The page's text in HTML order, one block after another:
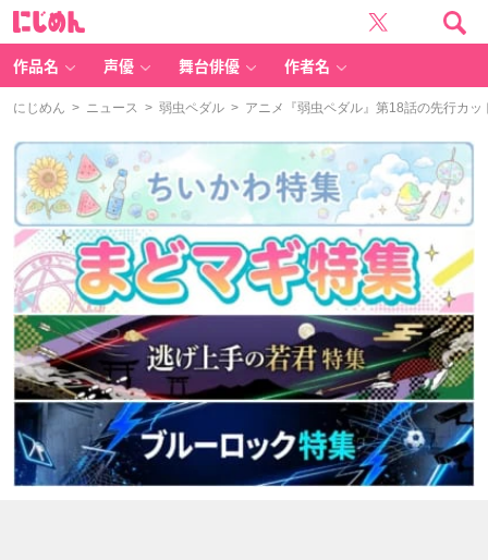
作品名 声優 舞台俳優 作者名
にじめん > ニュース > 弱虫ペダル > アニメ『弱虫ペダル』第18話の先行カ